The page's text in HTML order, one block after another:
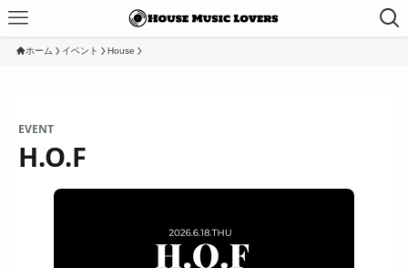
ホーム イベント House
EVENT
H.O.F